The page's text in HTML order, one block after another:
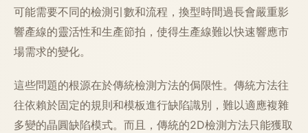
可能需要不同的檢測引數和流程，換型時間過長會嚴重影
響產線的靈活性和生產節拍，使得生產線難以快速響應市
場需求的變化。
這些問題的根源在於傳統檢測方法的侷限性。傳統方法往
往依賴於固定的規則和模板進行缺陷識別，難以適應複雜
多變的晶圓缺陷模式。而且，傳統的2D檢測方法只能獲取